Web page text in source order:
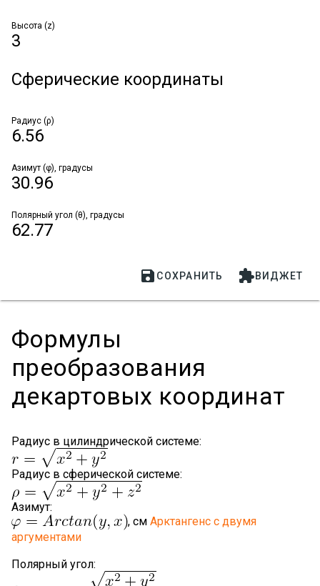
Высота (z)
3
Сферические координаты
Радиус (ρ)
6.56
Азимут (φ), градусы
30.96
Полярный угол (θ), градусы
62.77
 СОХРАНИТЬ ВИДЖЕТ
Формулы
преобразования
декартовых координат
Радиус в цилиндрической системе:
Радиус в сферической системе:
Азимут:
, см Арктангенс с двумя
аргументами
Полярный угол: